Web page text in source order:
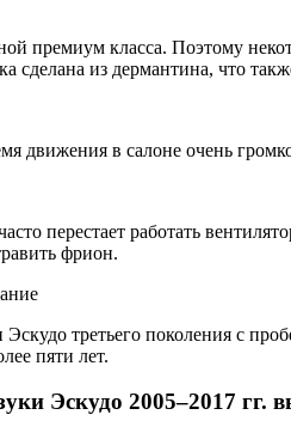
премиум класса. Поэтому
сделана из дермантина, что
движения в салоне очень
перестает работать
фрион.
третьего поколения с
пяти лет.
Эскудо 2005–2017 гг.